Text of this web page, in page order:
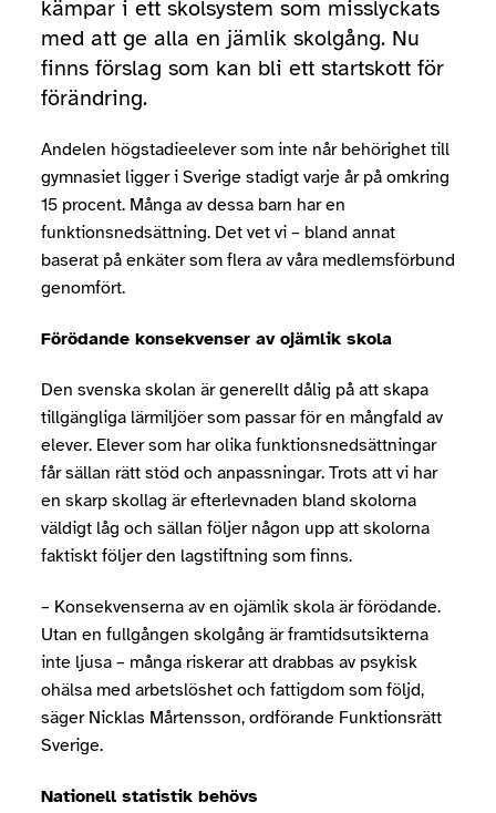
kämpar i ett skolsystem som misslyckats
med att ge alla en jämlik skolgång. Nu
finns förslag som kan bli ett startskott för
förändring.
Andelen högstadieelever som inte når behörighet till
gymnasiet ligger i Sverige stadigt varje år på omkring
15 procent. Många av dessa barn har en
funktionsnedsättning. Det vet vi – bland annat
baserat på enkäter som flera av våra medlemsförbund
genomfört.
Förödande konsekvenser av ojämlik skola
Den svenska skolan är generellt dålig på att skapa
tillgängliga lärmiljöer som passar för en mångfald av
elever. Elever som har olika funktionsnedsättningar
får sällan rätt stöd och anpassningar. Trots att vi har
en skarp skollag är efterlevnaden bland skolorna
väldigt låg och sällan följer någon upp att skolorna
faktiskt följer den lagstiftning som finns.
– Konsekvenserna av en ojämlik skola är förödande.
Utan en fullgången skolgång är framtidsutsikterna
inte ljusa – många riskerar att drabbas av psykisk
ohälsa med arbetslöshet och fattigdom som följd,
säger Nicklas Mårtensson, ordförande Funktionsrätt
Sverige.
Nationell statistik behövs